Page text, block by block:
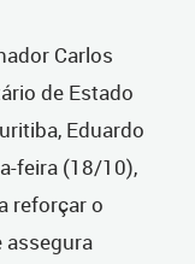
Carlos
de Estado
Eduardo
feira (18/10),
reforçar o
assegura